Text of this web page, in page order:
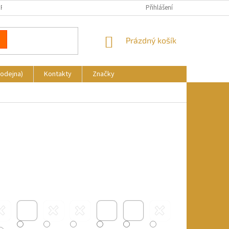
REKLAMACE KDE NÁS NAJDETE
Přihlášení
NÁKUPNÍ
Prázdný košík
Kontakty
Značky